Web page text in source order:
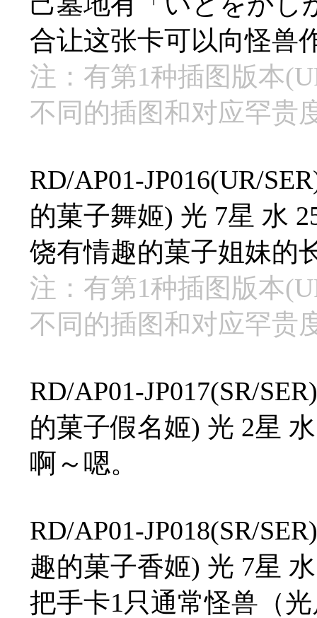
合让这张卡可以向怪兽
注：有第1种插图版本
不同的插图和对应罕贵
RD/AP01-JP016(UR/
的菓子舞姬) 光 7星 水
饶有情趣的菓子姐妹的
注：有第1种插图版本
不同的插图和对应罕贵
RD/AP01-JP017(SR/
的菓子假名姬) 光 2星
啊～嗯。
RD/AP01-JP018(SR/
趣的菓子香姬) 光 7星
把手卡1只通常怪兽（